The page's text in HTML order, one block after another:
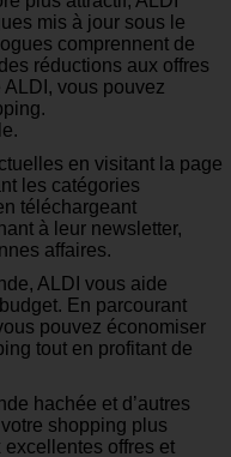
mis à jour sous le
comprennent de
réductions aux offres
vous pouvez
en visitant la page
les catégories
téléchargeant
à leur newsletter,
affaires.
ALDI vous aide
En parcourant
pouvez économiser
tout en profitant de
hachée et d’autres
shopping plus
offres et